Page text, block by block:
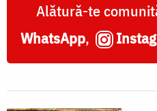
Alătură-te
WhatsApp,